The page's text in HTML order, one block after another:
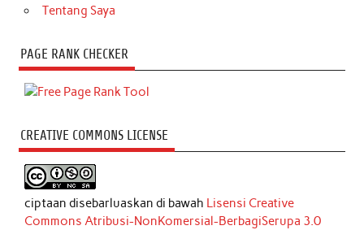
Tentang Saya
PAGE RANK CHECKER
CREATIVE COMMONS LICENSE
ciptaan disebarluaskan di bawah Lisensi Creative
Commons Atribusi-NonKomersial-BerbagiSerupa 3.0